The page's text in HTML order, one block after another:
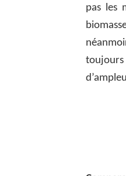
pas les
toujours